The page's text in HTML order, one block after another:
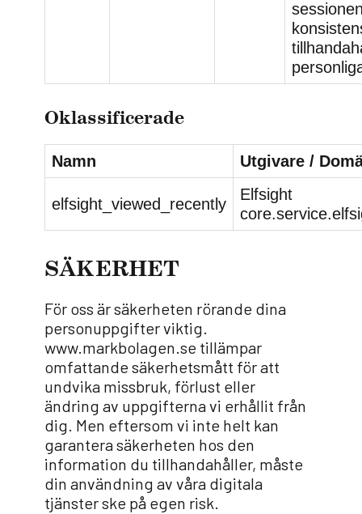
Oklassificerade
Namn Utgivare /
elfsight_viewed_recently
Elfsight
SÄKERHET
För oss är säkerheten rörande dina
personuppgifter viktig.
www.markbolagen.se tillämpar
omfattande säkerhetsmått för att
undvika missbruk, förlust eller
ändring av uppgifterna vi erhållit från
dig. Men eftersom vi inte helt kan
garantera säkerheten hos den
information du tillhandahåller, måste
din användning av våra digitala
tjänster ske på egen risk.